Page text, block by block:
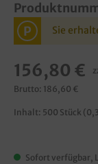
P Sie
156,80 €
Brutto: 186,60 €
Inhalt: 500 Stück
Sofort verfügbar,